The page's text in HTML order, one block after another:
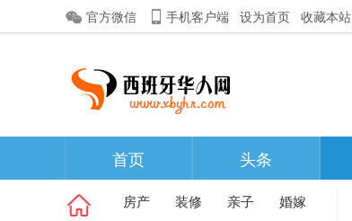
官方微信 手机客户端 设为首页 收藏本站
首页 头条
房产 装修 亲子
婚嫁